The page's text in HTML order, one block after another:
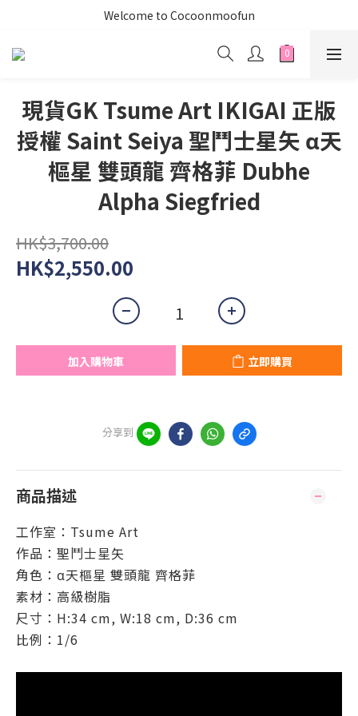
Welcome to Cocoonmoofun
現貨GK Tsume Art IKIGAI 正版
授權 Saint Seiya 聖鬥士星矢 α天
樞星 雙頭龍 齊格菲 Dubhe
Alpha Siegfried
HK$3,700.00
HK$2,550.00
加入購物車 立即購買
分享到
商品描述
工作室：Tsume Art
作品：聖鬥士星矢
角色：α天樞星 雙頭龍 齊格菲
素材：高級樹脂
尺寸： H:34 cm, W:18 cm, D:36 cm
比例：1/6